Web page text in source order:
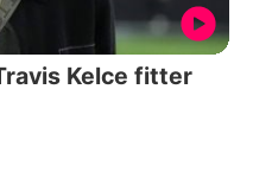
Kelce fitter